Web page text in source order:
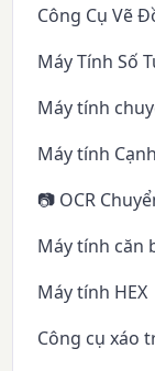
Công Cụ Vẽ
Máy Tính Số
Máy tính
Máy tính
📷 OCR
Máy tính căn
Máy tính HEX
Công cụ xáo